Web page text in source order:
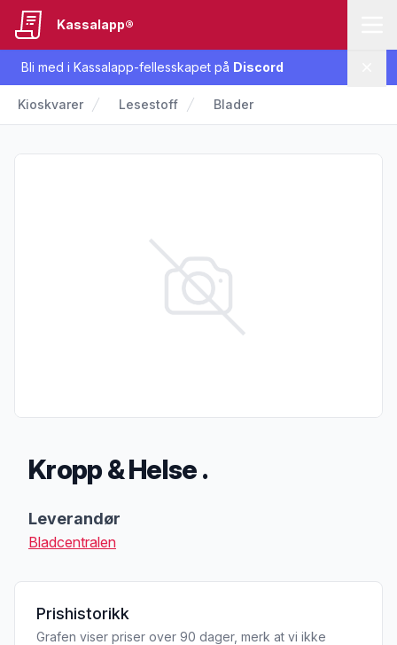
Bli med i Kassalapp-fellesskapet på Discord
Kassalapp®
Kioskvarer Lesestoff Blader
Kropp & Helse .
Leverandør
Bladcentralen
Prishistorikk
Grafen viser priser over 90 dager, merk at vi ikke